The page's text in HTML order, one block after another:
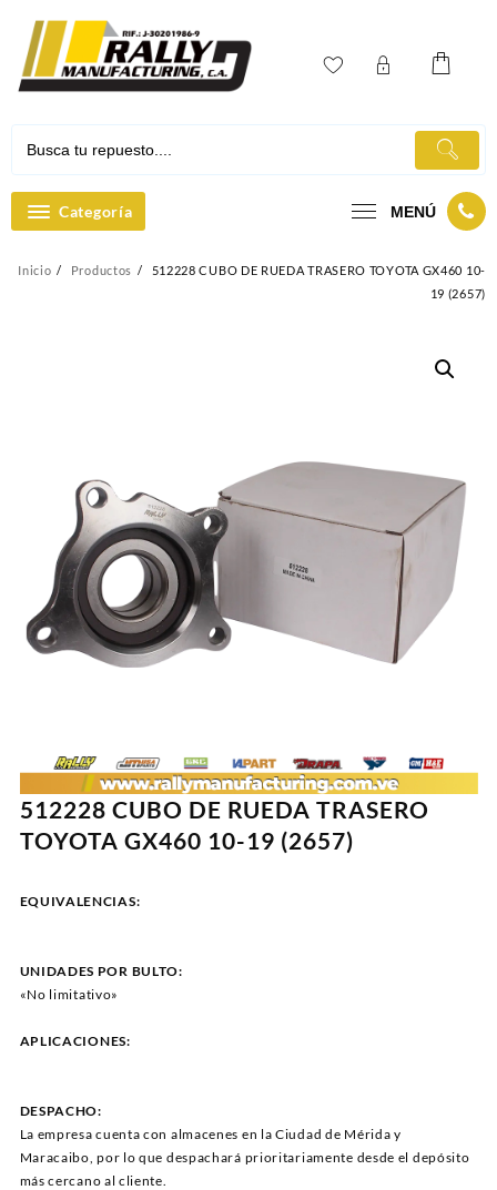
contenido
Categoría MENÚ
Inicio Productos
512228 CUBO DE RUEDA TRASERO TOYOTA GX460 10-
19 (2657)
512228 CUBO DE RUEDA TRASERO
TOYOTA GX460 10-19 (2657)
EQUIVALENCIAS:
UNIDADES POR BULTO:
«No limitativo»
APLICACIONES:
DESPACHO:
La empresa cuenta con almacenes en la Ciudad de Mérida y
Maracaibo, por lo que despachará prioritariamente desde el depósito
más cercano al cliente.